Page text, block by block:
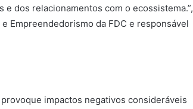
dos relacionamentos com o ecossistema.”,
Empreendedorismo da FDC e responsável
impactos negativos consideráveis